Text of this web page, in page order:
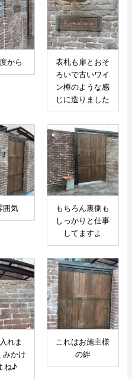
から
表札も扉とおそ
ろいで古いワイ
ン樽のような感
じに造りました
囲気
もちろん裏側も
しっかりと仕事
してますよ
れま
かけ
ね♪
これはお施主様
の絆